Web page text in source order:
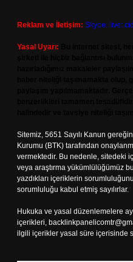
Reklam ve İletişim: Skype:
Yasal Uyarı:
Sitemiz, 5651 Sayılı Kanun
Kurumu (BTK) tarafından
vermektedir. Bu nedenle, sitedeki
veya araştırma yükümlülüğümüz
yazdıkları içeriklerin
sorumluluğu kabul etmiş sayılırlar.
Hukuka ve yasal düzenlemelere
içerikleri,
ilgili içerikler yasal süre içerisinde